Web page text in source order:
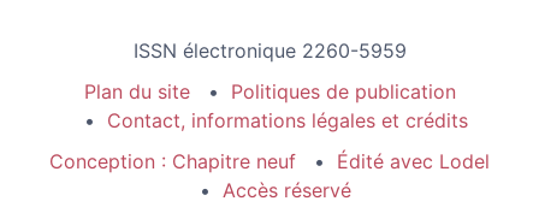
ISSN électronique 2260-5959
Plan du site
Politiques de publication
Contact, informations légales et crédits
Conception : Chapitre neuf
Édité avec Lodel
Accès réservé